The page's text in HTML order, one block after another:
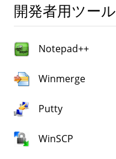
開発者用ツール
Notepad++
Winmerge
Putty
WinSCP